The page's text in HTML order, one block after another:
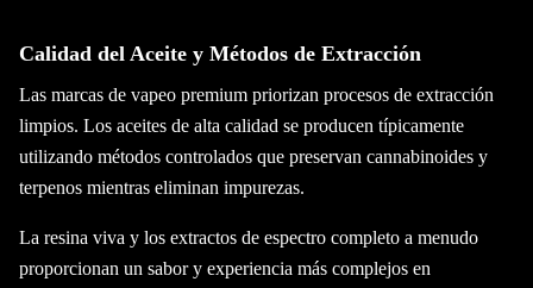
Calidad del Aceite y Métodos de Extracción
Las marcas de vapeo premium priorizan procesos de extracción
limpios. Los aceites de alta calidad se producen típicamente
utilizando métodos controlados que preservan cannabinoides y
terpenos mientras eliminan impurezas.
La resina viva y los extractos de espectro completo a menudo
proporcionan un sabor y experiencia más complejos en